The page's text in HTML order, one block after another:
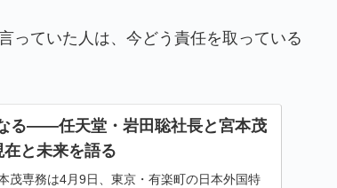
っていた人は、今どう責任を取っている
る――任天堂・岩田聡社長と宮本茂
と未来を語る
茂専務は4月9日、東京・有楽町の日本外国特